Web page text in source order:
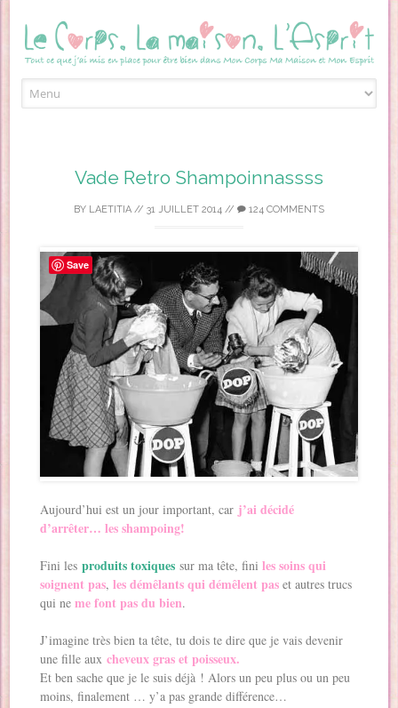
Vade Retro Shampoinnassss
BY LAETITIA // 31 JUILLET 2014 // 124 COMMENTS
Aujourd’hui est un jour important, car j’ai décidé
d’arrêter… les shampoing!
Fini lesproduits toxiques sur ma tête, finiles soins qui
soignent pas,les démêlants qui démêlent pas et autres trucs
qui neme font pas du bien.
J’imagine très bien ta tête, tu dois te dire que je vais devenir
une fille auxcheveux gras et poisseux.
Et ben sache que je le suis déjà ! Alors un peu plus ou un peu
moins, finalement … y’a pas grande différence…
Save